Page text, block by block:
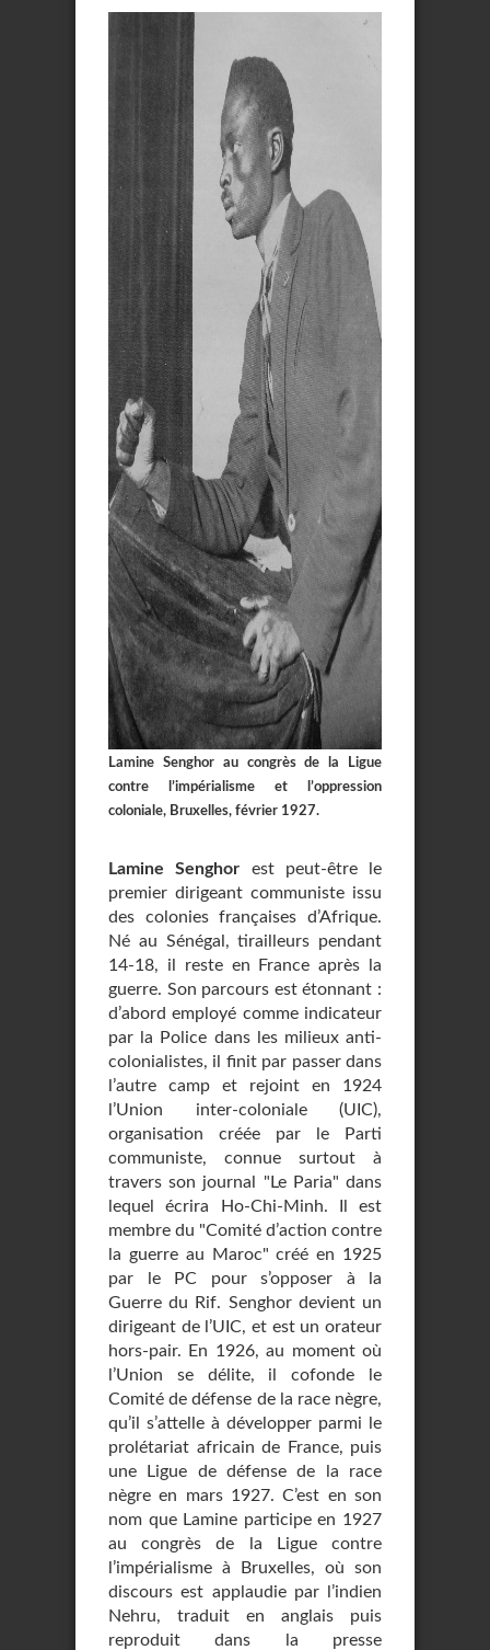
Lamine Senghor au congrès de la Ligue
contre l’impérialisme et l’oppression
coloniale, Bruxelles, février 1927.
Lamine Senghor est peut-être le
premier dirigeant communiste issu
des colonies françaises d’Afrique.
Né au Sénégal, tirailleurs pendant
14-18, il reste en France après la
guerre. Son parcours est étonnant :
d’abord employé comme indicateur
par la Police dans les milieux anti-
colonialistes, il finit par passer dans
l’autre camp et rejoint en 1924
l’Union inter-coloniale (UIC),
organisation créée par le Parti
communiste, connue surtout à
travers son journal "Le Paria" dans
lequel écrira Ho-Chi-Minh. Il est
membre du "Comité d’action contre
la guerre au Maroc" créé en 1925
par le PC pour s’opposer à la
Guerre du Rif. Senghor devient un
dirigeant de l’UIC, et est un orateur
hors-pair. En 1926, au moment où
l’Union se délite, il cofonde le
Comité de défense de la race nègre,
qu’il s’attelle à développer parmi le
prolétariat africain de France, puis
une Ligue de défense de la race
nègre en mars 1927. C’est en son
nom que Lamine participe en 1927
au congrès de la Ligue contre
l’impérialisme à Bruxelles, où son
discours est applaudie par l’indien
Nehru, traduit en anglais puis
reproduit dans la presse